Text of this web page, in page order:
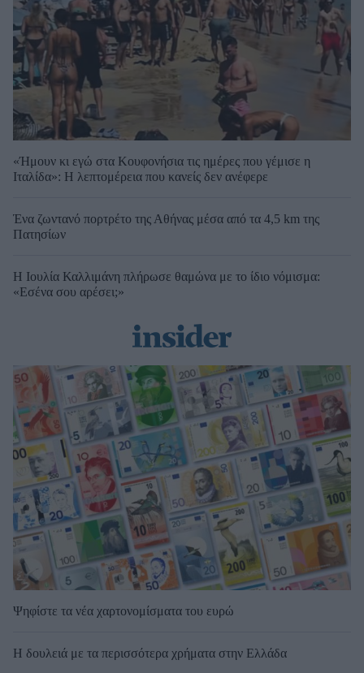
«Ήμουν κι εγώ στα Κουφονήσια τις ημέρες που γέμισε η
Ιταλίδα»: Η λεπτομέρεια που κανείς δεν ανέφερε
Ένα ζωντανό πορτρέτο της Αθήνας μέσα από τα 4,5 km της
Πατησίων
Η Ιουλία Καλλιμάνη πλήρωσε θαμώνα με το ίδιο νόμισμα:
«Εσένα σου αρέσει;»
Ψηφίστε τα νέα χαρτονομίσματα του ευρώ
Η δουλειά με τα περισσότερα χρήματα στην Ελλάδα